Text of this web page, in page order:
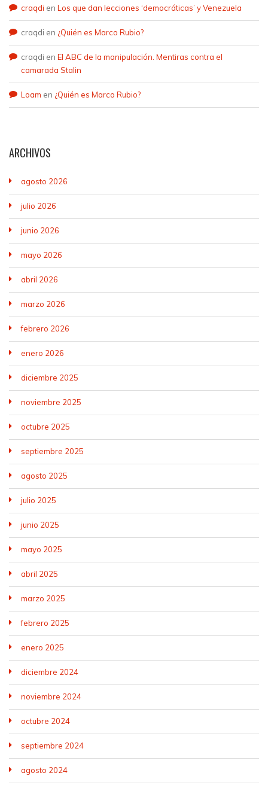
craqdi en Los que dan lecciones ‘democráticas’ y Venezuela
craqdi en ¿Quién es Marco Rubio?
craqdi en El ABC de la manipulación. Mentiras contra el
camarada Stalin
Loam en ¿Quién es Marco Rubio?
ARCHIVOS
agosto 2026
julio 2026
junio 2026
mayo 2026
abril 2026
marzo 2026
febrero 2026
enero 2026
diciembre 2025
noviembre 2025
octubre 2025
septiembre 2025
agosto 2025
julio 2025
junio 2025
mayo 2025
abril 2025
marzo 2025
febrero 2025
enero 2025
diciembre 2024
noviembre 2024
octubre 2024
septiembre 2024
agosto 2024